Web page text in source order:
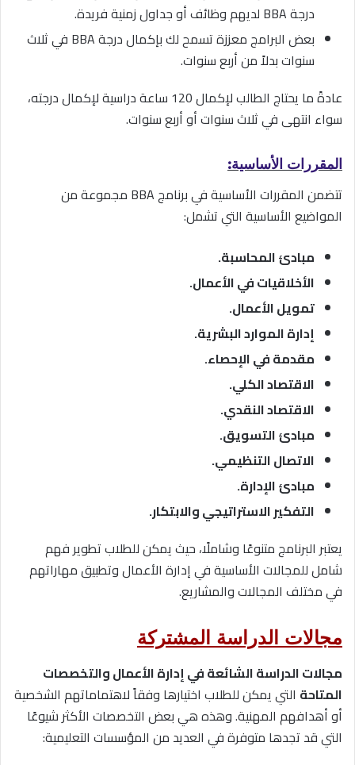
درجة BBA لديهم وظائف أو جداول زمنية فريدة.
بعض البرامج معززة تسمح لك بإكمال درجة BBA في ثلاث
سنوات بدلاً من أربع سنوات.
عادةً ما يحتاج الطالب لإكمال 120 ساعة دراسية لإكمال درجته،
سواء انتهى في ثلاث سنوات أو أربع سنوات.
المقررات الأساسية:
تتضمن المقررات الأساسية في برنامج BBA مجموعة من
المواضيع الأساسية التي تشمل:
مبادئ المحاسبة.
الأخلاقيات في الأعمال.
تمويل الأعمال.
إدارة الموارد البشرية.
مقدمة في الإحصاء.
الاقتصاد الكلي.
الاقتصاد النقدي.
مبادئ التسويق.
الاتصال التنظيمي.
مبادئ الإدارة.
التفكير الاستراتيجي والابتكار.
يعتبر البرنامج متنوعًا وشاملًا، حيث يمكن للطلاب تطوير فهم
شامل للمجالات الأساسية في إدارة الأعمال وتطبيق مهاراتهم
في مختلف المجالات والمشاريع.
مجالات الدراسة المشتركة
مجالات الدراسة الشائعة في إدارة الأعمال والتخصصات
المتاحة التي يمكن للطلاب اختيارها وفقاً لاهتماماتهم الشخصية
أو أهدافهم المهنية. وهذه هي بعض التخصصات الأكثر شيوعًا
التي قد تجدها متوفرة في العديد من المؤسسات التعليمية: